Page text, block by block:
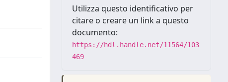
Utilizza questo identificativo per
citare o creare un link a questo
documento:
https://hdl.handle.net/11564/103
469